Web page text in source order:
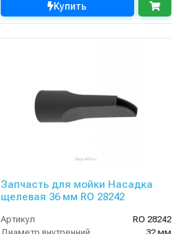
Купить
Запчасть для мойки Насадка
щелевая 36 мм RO 28242
Артикул
RO 28242